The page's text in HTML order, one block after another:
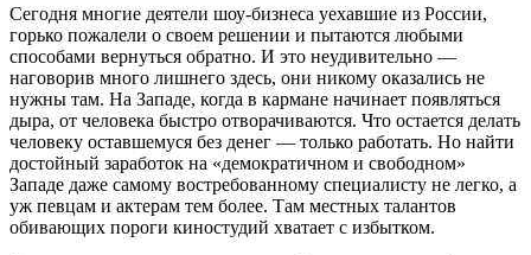
Сегодня многие деятели шоу-бизнеса уехавшие из России,
горько пожалели о своем решении и пытаются любыми
способами вернуться обратно. И это неудивительно —
наговорив много лишнего здесь, они никому оказались не
нужны там. На Западе, когда в кармане начинает появляться
дыра, от человека быстро отворачиваются. Что остается делать
человеку оставшемуся без денег — только работать. Но найти
достойный заработок на «демократичном и свободном»
Западе даже самому востребованному специалисту не легко, а
уж певцам и актерам тем более. Там местных талантов
обивающих пороги киностудий хватает с избытком.